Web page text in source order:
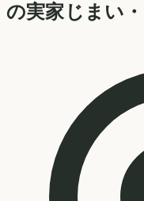
の実家じまい